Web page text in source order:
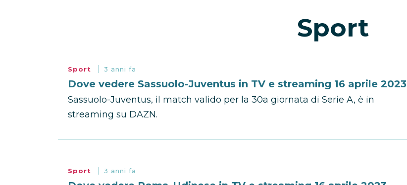
Sport
Sport 3 anni fa
Dove vedere Sassuolo-Juventus in TV e streaming 16 aprile 2023
Sassuolo-Juventus, il match valido per la 30a giornata di Serie A, è in
streaming su DAZN.
Sport 3 anni fa